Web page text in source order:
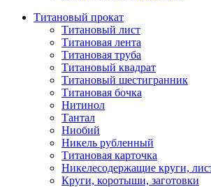
Титановый прокат
Титановый лист
Титановая лента
Титановая труба
Титановый квадрат
Титановый шестигранник
Титановая бочка
Нитинол
Тантал
Ниобий
Никель рубленный
Титановая карточка
Никелесодержащие круги,
Круги, коротыши, заготовки